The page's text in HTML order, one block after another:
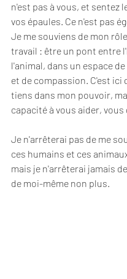
n'est pas à vous, et sentez
vos épaules. Ce n'est pas
Je me souviens de mon
travail : être un pont entre
l'animal, dans un espace
et de compassion. C'est ici
tiens dans mon pouvoir,
capacité à vous aider, vous
Je n'arrêterai pas de me
ces humains et ces
mais je n'arrêterai jamais
de moi-même non plus.